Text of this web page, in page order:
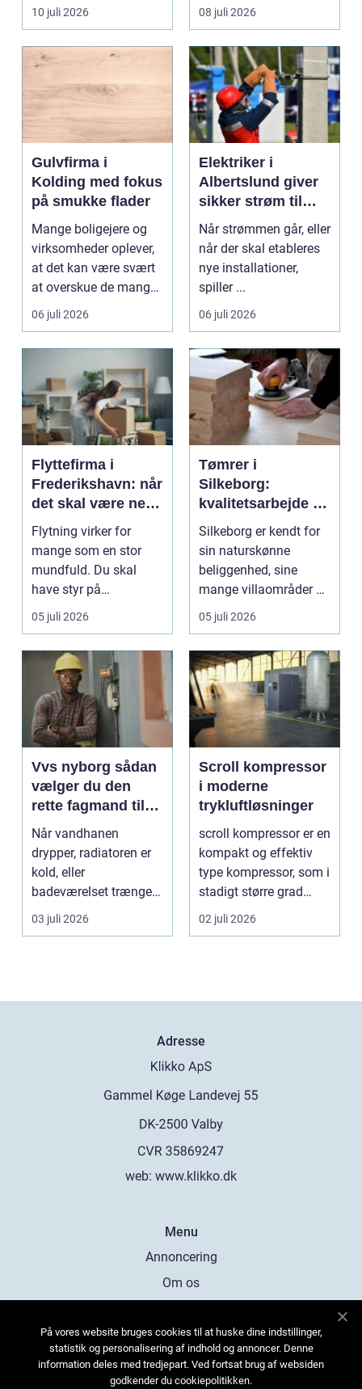
velplejet fællesareal
gi...
10 juli 2026
systematisk gennem...
08 juli 2026
Gulvfirma i
Kolding med fokus
på smukke flader
Mange boligejere og
virksomheder oplever,
at det kan være svært
at overskue de mange
gul...
06 juli 2026
Elektriker i
Albertslund giver
sikker strøm til
danske boliger
Når strømmen går, eller
når der skal etableres
nye installationer,
spiller ...
06 juli 2026
Flyttefirma i
Frederikshavn: når
det skal være nemt
at komme videre
Flytning virker for
mange som en stor
mundfuld. Du skal
have styr på
nedpakning, tunge
l&oslas...
05 juli 2026
Tømrer i
Silkeborg:
kvalitetsarbejde til
overkommelige
priser
Silkeborg er kendt for
sin naturskønne
beliggenhed, sine
mange villaområder og
en bland...
05 juli 2026
Vvs nyborg sådan
vælger du den
rette fagmand til
opgaven
Når vandhanen
drypper, radiatoren er
kold, eller
badeværelset trænger
til en gennemgribende
renoveri...
03 juli 2026
Scroll kompressor
i moderne
trykluftløsninger
scroll kompressor er en
kompakt og effektiv
type kompressor, som i
stadigt større grad
vælges til an...
02 juli 2026
Adresse
web: www.klikko.dk
Menu
Annoncering
Om os
Kontakt os
Sitemap
På vores website bruges cookies til at huske dine indstillinger,
statistik og personalisering af indhold og annoncer. Denne
information deles med tredjepart. Ved fortsat brug af websiden
godkender du cookiepolitikken.